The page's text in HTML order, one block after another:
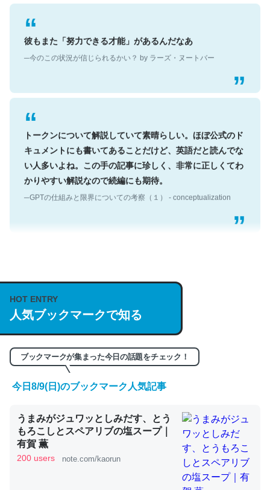
彼もまた「努力できる才能」があるんだなあ
トークンについて解説していて素晴らしい。ほぼ公式のド
キュメントにも書いてあることだけど、英語だと読んでな
い人多いよね。この手の記事に珍しく、非常に正しくてわ
かりやすい解説なので続編にも期待。
説してる記事が少ないので貴重な良記事。/続編来た
https://isobe324649.hatenablog.com/entry/2023/03/27
/064121
─GPTの仕組みと限界についての考察（１） - conceptualization
くらい。小説でいう「ずっと前の伏線」は回収されないけ
ど、短期記憶というには多い分量。進化すればするほど分
かりやすく強くなりそう
─GPTの仕組みと限界についての考察（１） - conceptualization
HOT ENTRY
人気ブックマークで知る
ブックマークが集まった今日の話題をチェック！
今日8/9(日)のブックマーク人気記事
うまみがジュワッとしみだす、とう
もろこしとスペアリブの塩スープ｜
有賀 薫
200 users note.com/kaorun